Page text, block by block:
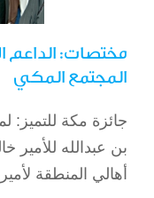
مختصات: الداعم
المجتمع المكي
جائزة مكة للتميز:
بن عبدالله للأمير
أهالي المنطقة
بعد